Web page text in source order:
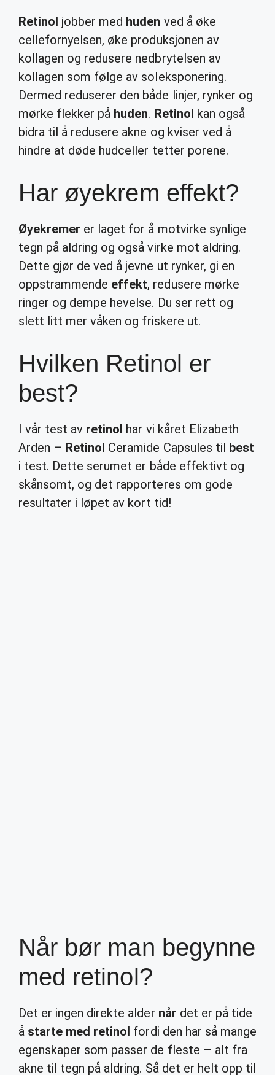
Retinol jobber med huden ved å øke
cellefornyelsen, øke produksjonen av
kollagen og redusere nedbrytelsen av
kollagen som følge av soleksponering.
Dermed reduserer den både linjer, rynker og
mørke flekker på huden. Retinol kan også
bidra til å redusere akne og kviser ved å
hindre at døde hudceller tetter porene.
Har øyekrem effekt?
Øyekremer er laget for å motvirke synlige
tegn på aldring og også virke mot aldring.
Dette gjør de ved å jevne ut rynker, gi en
oppstrammende effekt, redusere mørke
ringer og dempe hevelse. Du ser rett og
slett litt mer våken og friskere ut.
Hvilken Retinol er
best?
I vår test av retinol har vi kåret Elizabeth
Arden – Retinol Ceramide Capsules til best
i test. Dette serumet er både effektivt og
skånsomt, og det rapporteres om gode
resultater i løpet av kort tid!
Når bør man begynne
med retinol?
Det er ingen direkte alder når det er på tide
å starte med retinol fordi den har så mange
egenskaper som passer de fleste – alt fra
akne til tegn på aldring. Så det er helt opp til